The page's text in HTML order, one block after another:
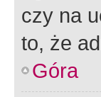
czy na
to, że
Góra